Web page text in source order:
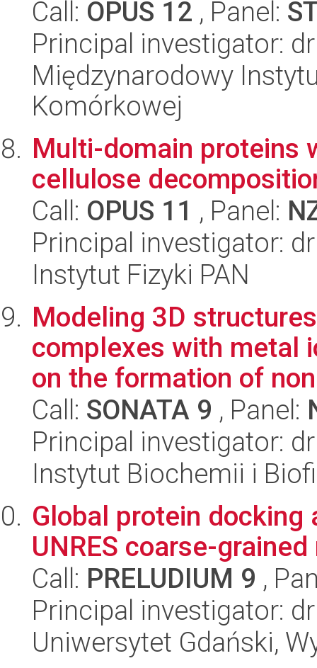
Call: OPUS 12 , Panel:
Principal investigator:
Międzynarodowy
Komórkowej
Multi-domain proteins
cellulose
Call: OPUS 11 , Panel:
Principal investigator:
Instytut Fizyki PAN
Modeling 3D
complexes with metal
on the formation of
Call: SONATA 9 , Panel:
Principal investigator:
Instytut Biochemii i
Global protein
UNRES coarse-
Call: PRELUDIUM 9 ,
Principal investigator:
Uniwersytet Gdański,